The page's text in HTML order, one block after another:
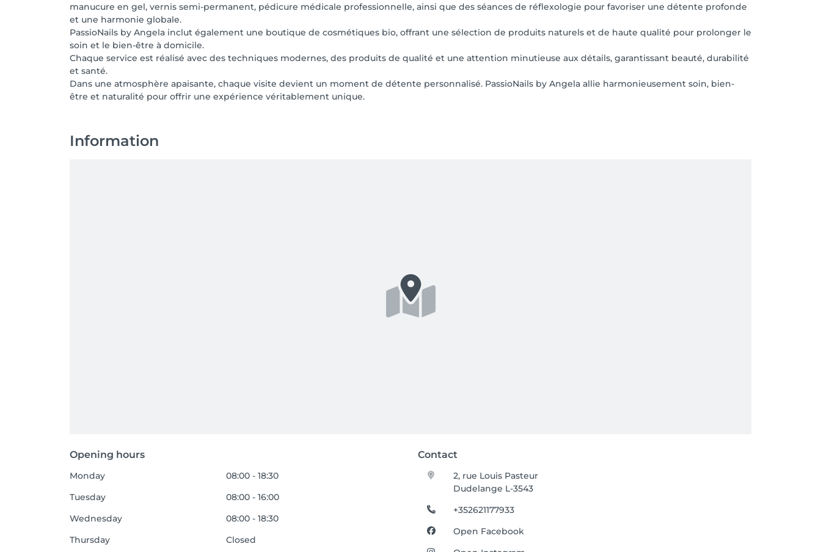
manucure en gel, vernis semi-permanent, pédicure médicale professionnelle, ainsi que des séances de réflexologie pour favoriser une détente profonde
et une harmonie globale.
PassioNails by Angela inclut également une boutique de cosmétiques bio, offrant une sélection de produits naturels et de haute qualité pour prolonger le
soin et le bien-être à domicile.
Chaque service est réalisé avec des techniques modernes, des produits de qualité et une attention minutieuse aux détails, garantissant beauté, durabilité
et santé.
Dans une atmosphère apaisante, chaque visite devient un moment de détente personnalisé. PassioNails by Angela allie harmonieusement soin, bien-
être et naturalité pour offrir une expérience véritablement unique.
Information
Opening hours Contact
Monday
08:00 - 18:30
Tuesday
08:00 - 16:00
Wednesday
08:00 - 18:30
Thursday
Closed
2, rue Louis Pasteur
Dudelange L-3543
+352621177933
Open Facebook